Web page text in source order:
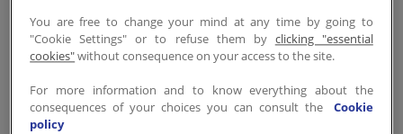
impactantes de
Sodexo au
Luxembourg
You are free to change your mind at any time by going to
"Cookie Settings" or to refuse them by clicking "essential
cookies"without consequence on your access to the site.
For more information and to know everything about the
consequences of your choices you can consult the
Cookie
policy